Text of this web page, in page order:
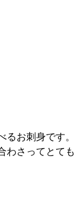
お刺身です。
わさってとても